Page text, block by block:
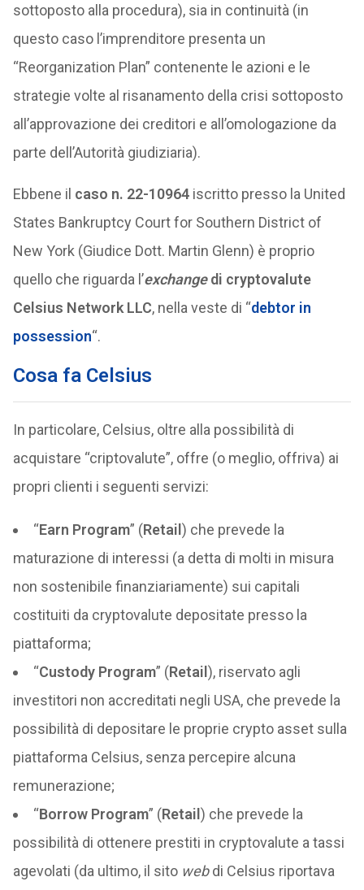
sottoposto alla procedura), sia in continuità (in
questo caso l’imprenditore presenta un
“Reorganization Plan” contenente le azioni e le
strategie volte al risanamento della crisi sottoposto
all’approvazione dei creditori e all’omologazione da
parte dell’Autorità giudiziaria).
Ebbene il caso n. 22-10964iscritto presso la United
States Bankruptcy Court for Southern District of
New York (Giudice Dott. Martin Glenn) è proprio
quello che riguarda l’exchangedi cryptovalute
Celsius Network LLC, nella veste di “debtor in
possession“.
Cosa fa Celsius
In particolare, Celsius, oltre alla possibilità di
acquistare “criptovalute”, offre (o meglio, offriva) ai
propri clienti i seguenti servizi:
“Earn Program” (Retail ) che prevede la
maturazione di interessi (a detta di molti in misura
non sostenibile finanziariamente) sui capitali
costituiti da cryptovalute depositate presso la
piattaforma;
“Custody Program” (Retail ), riservato agli
investitori non accreditati negli USA, che prevede la
possibilità di depositare le proprie crypto asset sulla
piattaforma Celsius, senza percepire alcuna
remunerazione;
“Borrow Program” (Retail ) che prevede la
possibilità di ottenere prestiti in cryptovalute a tassi
agevolati (da ultimo, il sito webdi Celsius riportava